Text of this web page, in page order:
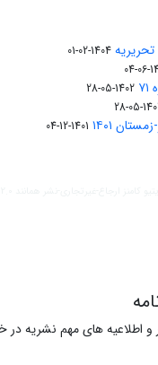
1404-02-01
1402-05-28
1402-
۱۴۰۱ 1401-12-04
و اطلاعیه های مهم نشریه در